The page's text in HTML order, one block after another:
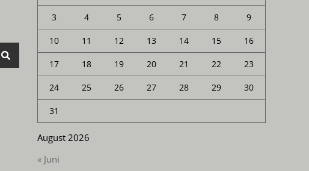
August 2026
3 4 5 6 7 8 9
10 11 12 13 14 15 16
17 18 19 20 21 22 23
24 25 26 27 28 29 30
31
« Juni